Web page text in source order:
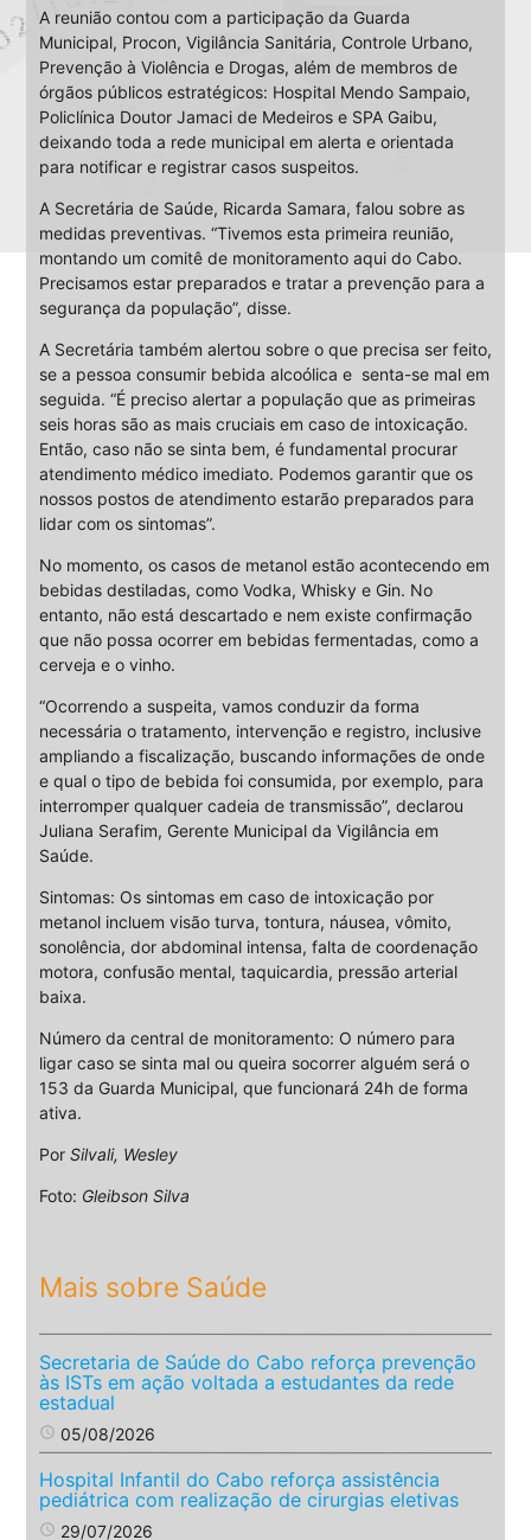
A reunião contou com a participação da Guarda
Municipal, Procon, Vigilância Sanitária, Controle Urbano,
Prevenção à Violência e Drogas, além de membros de
órgãos públicos estratégicos: Hospital Mendo Sampaio,
Policlínica Doutor Jamaci de Medeiros e SPA Gaibu,
deixando toda a rede municipal em alerta e orientada
para notificar e registrar casos suspeitos.
A Secretária de Saúde, Ricarda Samara, falou sobre as
medidas preventivas. “Tivemos esta primeira reunião,
montando um comitê de monitoramento aqui do Cabo.
Precisamos estar preparados e tratar a prevenção para a
segurança da população”, disse.
A Secretária também alertou sobre o que precisa ser feito,
se a pessoa consumir bebida alcoólica e senta-se mal em
seguida. “É preciso alertar a população que as primeiras
seis horas são as mais cruciais em caso de intoxicação.
Então, caso não se sinta bem, é fundamental procurar
atendimento médico imediato. Podemos garantir que os
nossos postos de atendimento estarão preparados para
lidar com os sintomas”.
No momento, os casos de metanol estão acontecendo em
bebidas destiladas, como Vodka, Whisky e Gin. No
entanto, não está descartado e nem existe confirmação
que não possa ocorrer em bebidas fermentadas, como a
cerveja e o vinho.
“Ocorrendo a suspeita, vamos conduzir da forma
necessária o tratamento, intervenção e registro, inclusive
ampliando a fiscalização, buscando informações de onde
e qual o tipo de bebida foi consumida, por exemplo, para
interromper qualquer cadeia de transmissão”, declarou
Juliana Serafim, Gerente Municipal da Vigilância em
Saúde.
Sintomas: Os sintomas em caso de intoxicação por
metanol incluem visão turva, tontura, náusea, vômito,
sonolência, dor abdominal intensa, falta de coordenação
motora, confusão mental, taquicardia, pressão arterial
baixa.
Número da central de monitoramento: O número para
ligar caso se sinta mal ou queira socorrer alguém será o
153 da Guarda Municipal, que funcionará 24h de forma
ativa.
Por Silvali, Wesley
Foto: Gleibson Silva
Mais sobre Saúde
Secretaria de Saúde do Cabo reforça prevenção
às ISTs em ação voltada a estudantes da rede
estadual
access_time 05/08/2026
Hospital Infantil do Cabo reforça assistência
pediátrica com realização de cirurgias eletivas
access_time 29/07/2026